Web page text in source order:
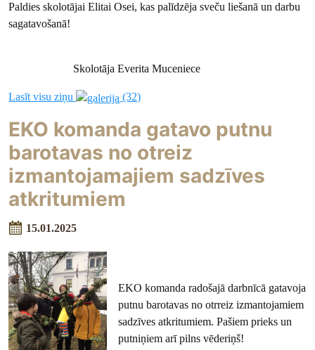
Paldies skolotājai Elitai Osei, kas palīdzēja sveču liešanā un darbu
sagatavošanā!
Skolotāja Everita Muceniece
Lasīt visu ziņu (32)
EKO komanda gatavo putnu
barotavas no otreiz
izmantojamajiem sadzīves
atkritumiem
15.01.2025
EKO komanda radošajā darbnīcā gatavoja
putnu barotavas no otrreiz izmantojamiem
sadzīves atkritumiem. Pašiem prieks un
putniņiem arī pilns vēderiņš!